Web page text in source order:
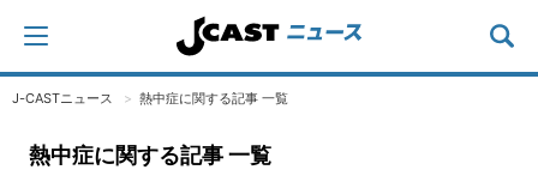
J-CASTニュース 熱中症に関する記事 一覧
熱中症に関する記事 一覧